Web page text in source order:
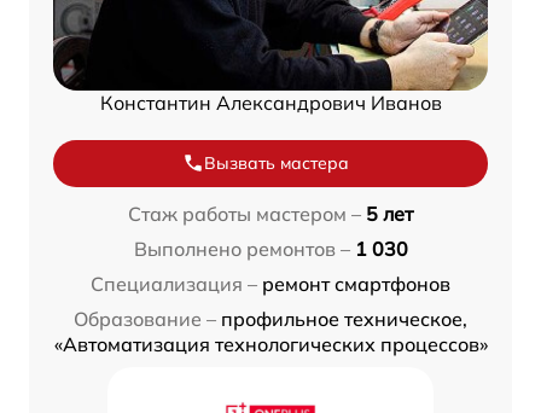
Константин Александрович Иванов
Вызвать мастера
Стаж работы мастером – 5 лет
Выполнено ремонтов – 1 030
Специализация – ремонт смартфонов
Образование – профильное техническое,
«Автоматизация технологических процессов»